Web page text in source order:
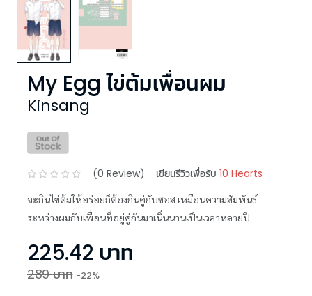
My Egg ไข่ต้มเพื่อนผม
Kinsang
(0 Review) เขียนรีวิวเพื่อรับ 10 Hearts
จะกินไข่ต้มให้อร่อยก็ต้องกินคู่กับซอส เหมือนความสัมพันธ์
ระหว่างผมกับเพื่อนที่อยู่คู่กันมาเนิ่นนานเป็นเวลาหลายปี
225.42 บาท
289บาท -22%